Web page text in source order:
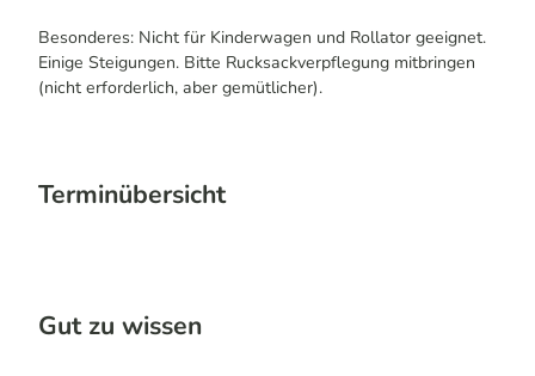
Besonderes: Nicht für Kinderwagen und Rollator geeignet.
Einige Steigungen. Bitte Rucksackverpflegung mitbringen
(nicht erforderlich, aber gemütlicher).
Terminübersicht
Gut zu wissen